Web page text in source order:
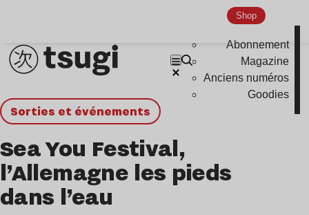
Shop
Abonnement
Magazine
Anciens numéros
Goodies
Sorties et événements
Sea You Festival,
l’Allemagne les pieds
dans l’eau